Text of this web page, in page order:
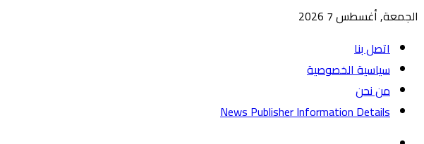
الجمعة, أغسطس 7 2026
اتصل بنا
سياسية الخصوصية
من نحن
News Publisher Information Details